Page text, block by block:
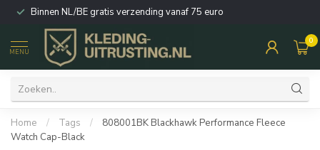
Binnen NL/BE gratis verzending vanaf 75 euro
MENU
0
Home / Tags /
808001BK Blackhawk Performance Fleece
Watch Cap-Black